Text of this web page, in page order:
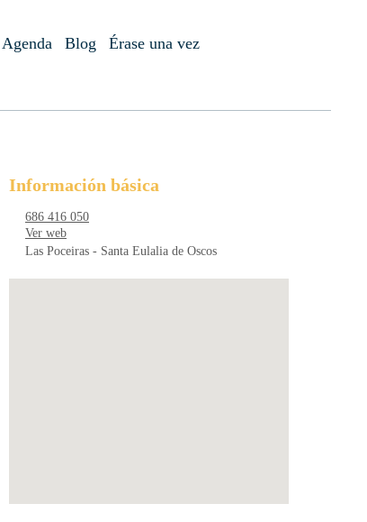
Agenda Blog Érase una vez
Información básica
686 416 050
Ver web
Las Poceiras - Santa Eulalia de Oscos